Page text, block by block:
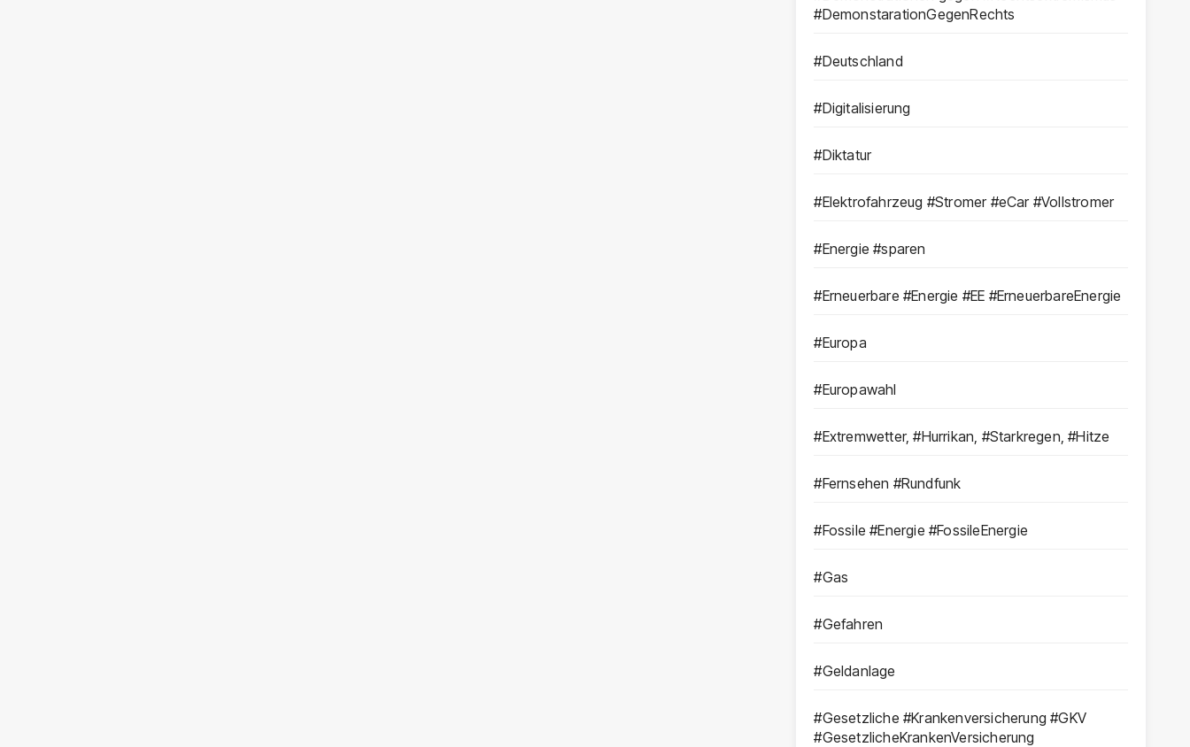
#DemonstarationGegenRechts
#Deutschland
#Digitalisierung
#Diktatur
#Elektrofahrzeug #Stromer #eCar #Vollstromer
#Energie #sparen
#Erneuerbare #Energie #EE #ErneuerbareEnergie
#Europa
#Europawahl
#Extremwetter, #Hurrikan, #Starkregen, #Hitze
#Fernsehen #Rundfunk
#Fossile #Energie #FossileEnergie
#Gas
#Gefahren
#Geldanlage
#Gesetzliche #Krankenversicherung #GKV
#GesetzlicheKrankenVersicherung